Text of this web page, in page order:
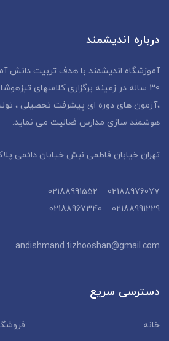
درباره اندیشمند
آموزشگاه اندیشمند با هدف تربیت دانش
30 ساله در زمینه برگزاری کلاسهای
،آزمون های دوره ای پیشرفت تحصیلی ،
هوشمند سازی مدارس فعالیت می نماید.
تهران خیابان فاطمی نبش خیابان دائمی پلاک
02188976077 02188991552
02188991229 02188967340
andishmand.tizhooshan@gmail.com
دسترسی سریع
خانه